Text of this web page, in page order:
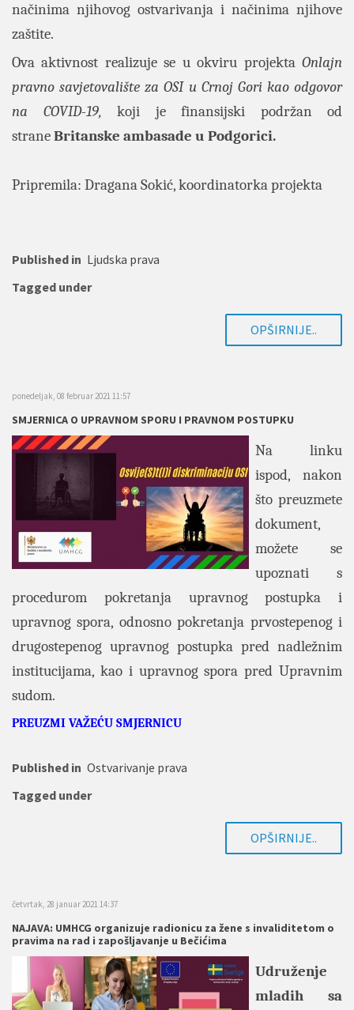
načinima njihovog ostvarivanja i načinima njihove
zaštite.
Ova aktivnost realizuje se u okviru projekta Onlajn
pravno savjetovalište za OSI u Crnoj Gori kao odgovor
na COVID-19, koji je finansijski podržan od
straneBritanske ambasade u Podgorici.
Pripremila: Dragana Sokić, koordinatorka projekta
Published in Ljudska prava
Tagged under
OPŠIRNIJE..
ponedeljak, 08 februar 2021 11:57
SMJERNICA O UPRAVNOM SPORU I PRAVNOM POSTUPKU
Na linku
ispod, nakon
što preuzmete
dokument,
možete se
upoznati s
procedurom pokretanja upravnog postupka i
upravnog spora, odnosno pokretanja prvostepenog i
drugostepenog upravnog postupka pred nadležnim
institucijama, kao i upravnog spora pred Upravnim
sudom.
PREUZMI VAŽEĆU SMJERNICU
Published in Ostvarivanje prava
Tagged under
OPŠIRNIJE..
četvrtak, 28 januar 2021 14:37
NAJAVA: UMHCG organizuje radionicu za žene s invaliditetom o
pravima na rad i zapošljavanje u Bečićima
Udruženje
mladih sa